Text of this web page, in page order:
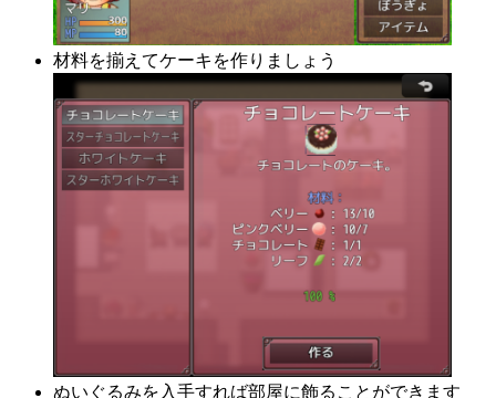
材料を揃えてケーキを作りましょう
ぬいぐるみを入手すれば部屋に飾ることができます